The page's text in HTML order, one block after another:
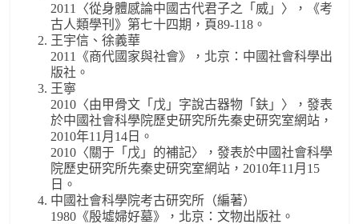
2011〈從身體感論中國古代君子之「威」〉，《考
古人類學刊》第七十四期，頁89-118。
王宇信、徐義華
2011《商代國家與社會》，北京：中國社會科學出
版社。
王寧
2010〈由甲骨文「戊」字說古器物「鈇」〉，發表
於中國社會科學院歷史研究所先秦史研究室網站，
2010年11月14日。
2010〈關于「戊」的補記〉，發表於中國社會科學
院歷史研究所先秦史研究室網站，2010年11月15
日。
中國社會科學院考古研究所（編著）
1980《殷墟婦好墓》，北京：文物出版社。